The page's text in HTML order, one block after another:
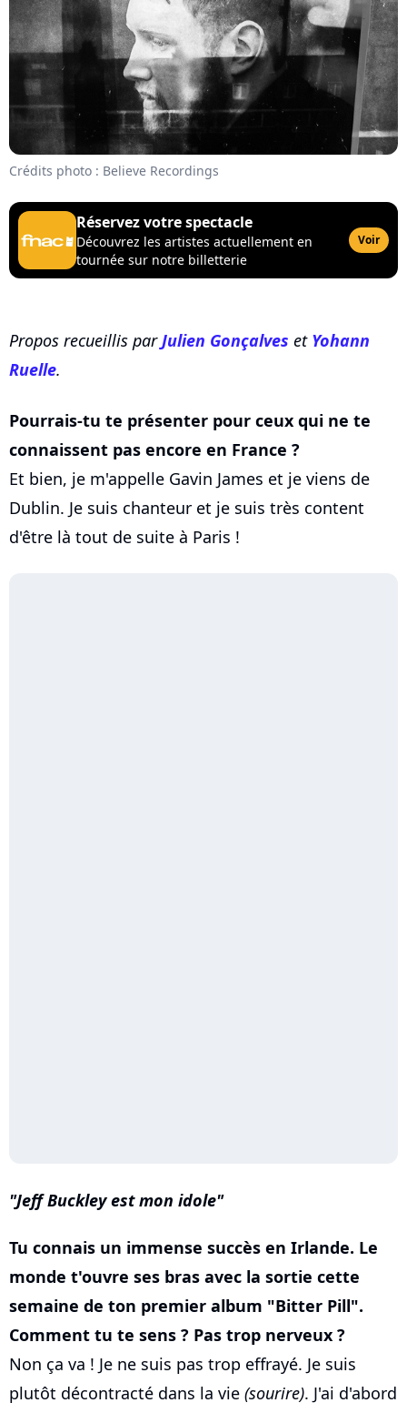
Crédits photo : Believe Recordings
Réservez votre spectacle
Découvrez les artistes actuellement en
tournée sur notre billetterie
Voir
Propos recueillis parJulien Gonçalves et Yohann
Ruelle.
Pourrais-tu te présenter pour ceux qui ne te
connaissent pas encore en France ?
Et bien, je m'appelle Gavin James et je viens de
Dublin. Je suis chanteur et je suis très content
d'être là tout de suite à Paris !
Jeff Buckley est mon idole
Tu connais un immense succès en Irlande. Le
monde t'ouvre ses bras avec la sortie cette
semaine de ton premier album "Bitter Pill".
Comment tu te sens ? Pas trop nerveux ?
Non ça va ! Je ne suis pas trop effrayé. Je suis
plutôt décontracté dans la vie (sourire). J'ai d'abord